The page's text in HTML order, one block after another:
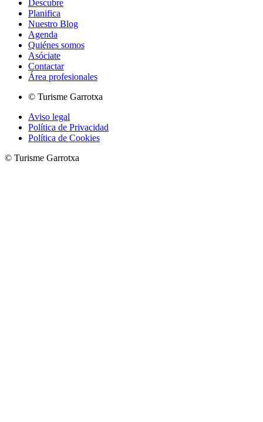
Descubre
Planifica
Nuestro Blog
Agenda
Quiénes somos
Asóciate
Contactar
Área profesionales
© Turisme Garrotxa
Aviso legal
Política de Privacidad
Política de Cookies
© Turisme Garrotxa